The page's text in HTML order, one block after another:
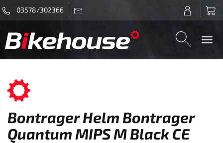
03578/302366
Bontrager Helm Bontrager
Quantum MIPS M Black CE